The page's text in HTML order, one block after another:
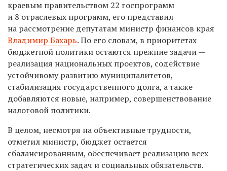
краевым правительством 22 госпрограмм
и 8 отраслевых программ, его представил
на рассмотрение депутатам министр финансов края
Владимир Бахарь. По его словам, в приоритетах
бюджетной политики остаются прежние задачи —
реализация национальных проектов, содействие
устойчивому развитию муниципалитетов,
стабилизация государственного долга, а также
добавляются новые, например, совершенствование
налоговой политики.
В целом, несмотря на объективные трудности,
отметил министр, бюджет остается
сбалансированным, обеспечивает реализацию всех
стратегических задач и социальных обязательств.